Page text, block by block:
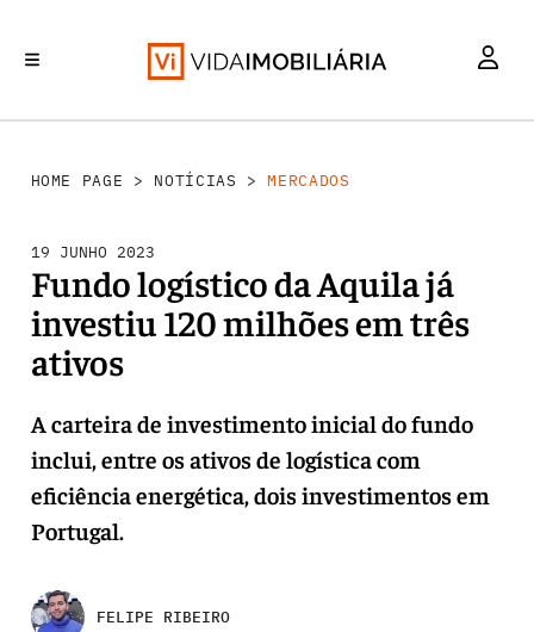
HOME PAGE > NOTÍCIAS >MERCADOS
19 JUNHO 2023
Fundo logístico da Aquila já
investiu 120 milhões em três
ativos
A carteira de investimento inicial do fundo
inclui, entre os ativos de logística com
eficiência energética, dois investimentos em
Portugal.
FELIPE RIBEIRO